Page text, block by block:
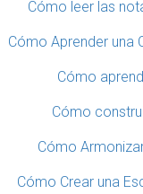
Cómo leer las
Cómo Aprender una
Cómo
Cómo
Cómo
Cómo Crear una